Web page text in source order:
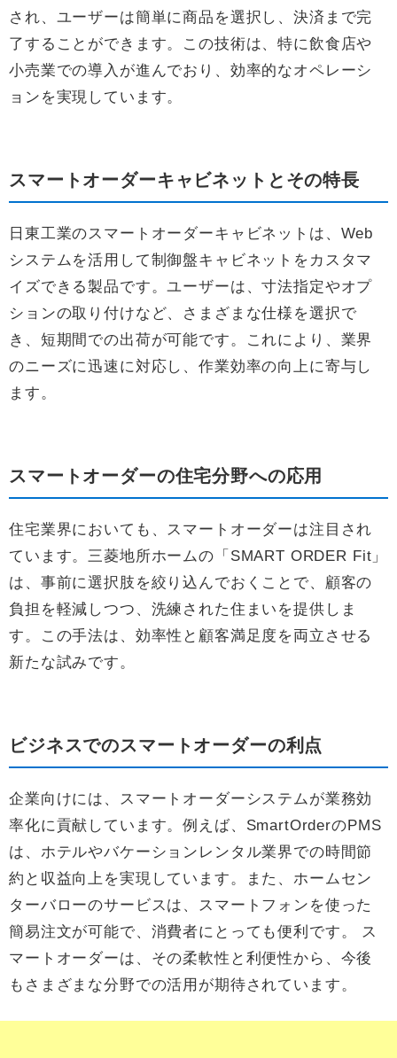
され、ユーザーは簡単に商品を選択し、決済まで完
了することができます。この技術は、特に飲食店や
小売業での導入が進んでおり、効率的なオペレーシ
ョンを実現しています。
スマートオーダーキャビネットとその特長
日東工業のスマートオーダーキャビネットは、Web
システムを活用して制御盤キャビネットをカスタマ
イズできる製品です。ユーザーは、寸法指定やオプ
ションの取り付けなど、さまざまな仕様を選択で
き、短期間での出荷が可能です。これにより、業界
のニーズに迅速に対応し、作業効率の向上に寄与し
ます。
スマートオーダーの住宅分野への応用
住宅業界においても、スマートオーダーは注目され
ています。三菱地所ホームの「SMART ORDER Fit」
は、事前に選択肢を絞り込んでおくことで、顧客の
負担を軽減しつつ、洗練された住まいを提供しま
す。この手法は、効率性と顧客満足度を両立させる
新たな試みです。
ビジネスでのスマートオーダーの利点
企業向けには、スマートオーダーシステムが業務効
率化に貢献しています。例えば、SmartOrderのPMS
は、ホテルやバケーションレンタル業界での時間節
約と収益向上を実現しています。また、ホームセン
ターバローのサービスは、スマートフォンを使った
簡易注文が可能で、消費者にとっても便利です。 ス
マートオーダーは、その柔軟性と利便性から、今後
もさまざまな分野での活用が期待されています。